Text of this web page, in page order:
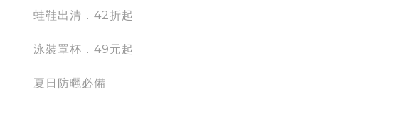
蛙鞋出清．42折起
泳裝罩杯．49元起
夏日防曬必備